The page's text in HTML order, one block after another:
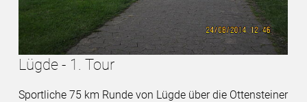
Lügde - 1. Tour
Sportliche 75 km Runde von Lügde über die Ottensteiner